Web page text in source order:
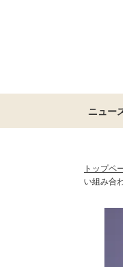
ニュー
トップペ
い組み合